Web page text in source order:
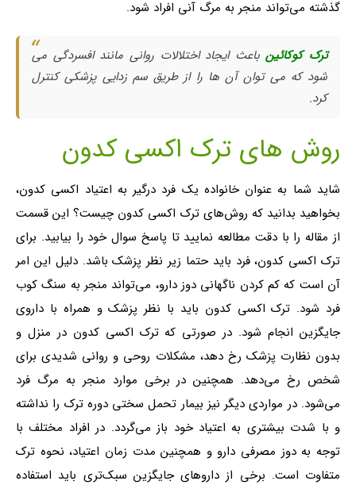
گذشته می‌تواند منجر به مرگ آنی افراد شود.
ترک کوکائینباعث ایجاد اختلالات روانی مانند افسردگی می
شود که می توان آن ها را از طریق سم زدایی پزشکی کنترل
کرد.
روش های ترک اکسی کدون
شاید شما به عنوان خانواده یک فرد درگیر به اعتیاد اکسی کدون،
بخواهید بدانید که روش‌های ترک اکسی کدون چیست؟ این قسمت
از مقاله را با دقت مطالعه نمایید تا پاسخ سوال خود را بیابید. برای
ترک اکسی کدون، فرد باید حتما زیر نظر پزشک باشد. دلیل این امر
آن است که کم کردن ناگهانی دوز دارو، می‌تواند منجر به سنگ کوب
فرد شود. ترک اکسی کدون باید با نظر پزشک و همراه با داروی
جایگزین انجام شود. در صورتی که ترک اکسی کدون در منزل و
بدون نظارت پزشک رخ دهد، مشکلات روحی و روانی شدیدی برای
شخص رخ می‌دهد. همچنین در برخی موارد منجر به مرگ فرد
می‌شود. در مواردی دیگر نیز بیمار تحمل سختی دوره ترک را نداشته
و با شدت بیشتری به اعتیاد خود باز می‌گردد. در افراد مختلف با
توجه به دوز مصرفی دارو و همچنین مدت زمان اعتیاد، نحوه ترک
متفاوت است. برخی از داروهای جایگزین سبک‌تری باید استفاده